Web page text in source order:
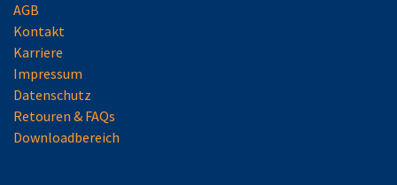
AGB
Kontakt
Karriere
Impressum
Datenschutz
Retouren & FAQs
Downloadbereich